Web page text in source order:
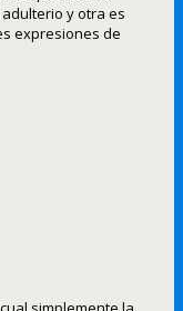
y otra es
expresiones de